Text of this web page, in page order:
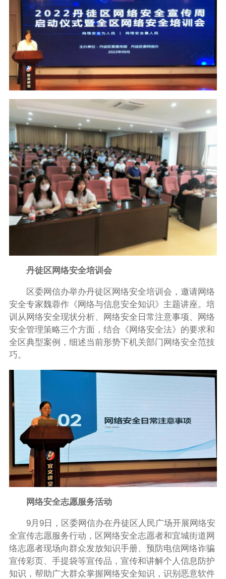
丹徒区网络安全培训会
区委网信办举办丹徒区网络安全培训会，邀请网络
安全专家魏蓉作《网络与信息安全知识》主题讲座。培
训从网络安全现状分析、网络安全日常注意事项、网络
安全管理策略三个方面，结合《网络安全法》的要求和
全区典型案例，细述当前形势下机关部门网络安全范技
巧。
网络安全志愿服务活动
9月9日，区委网信办在丹徒区人民广场开展网络安
全宣传志愿服务行动，区网络安全志愿者和宜城街道网
络志愿者现场向群众发放知识手册、预防电信网络诈骗
宣传彩页、手提袋等宣传品，宣传和讲解个人信息防护
知识，帮助广大群众掌握网络安全知识，识别恶意软件